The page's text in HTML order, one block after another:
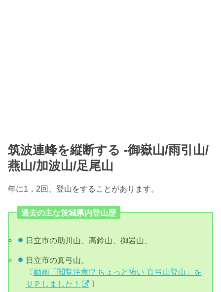
筑波連峰を縦断する -御嶽山/雨引山/
燕山/加波山/足尾山
年に1，2回、登山をすることがあります。
過去の主な茨城県内登山歴
日立市の助川山、高鈴山、御岩山、
日立市の真弓山。
〔動画「閲覧注意!? ちょっと怖い 真弓山登山」を
ＵＰしました！
〕